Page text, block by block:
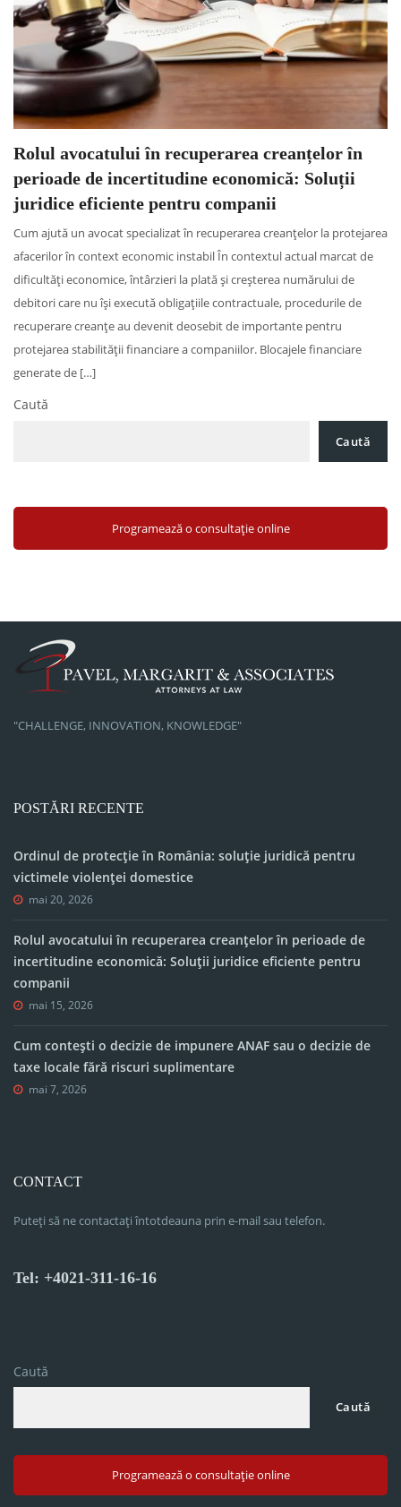
Rolul avocatului în recuperarea creanțelor în
perioade de incertitudine economică: Soluții
juridice eficiente pentru companii
Cum ajută un avocat specializat în recuperarea creanțelor la protejarea
afacerilor în context economic instabil În contextul actual marcat de
dificultăți economice, întârzieri la plată și creșterea numărului de
debitori care nu își execută obligațiile contractuale, procedurile de
recuperare creanțe au devenit deosebit de importante pentru
protejarea stabilității financiare a companiilor. Blocajele financiare
generate de […]
Caută
Caută
Programează o consultație online
"CHALLENGE, INNOVATION, KNOWLEDGE"
POSTĂRI RECENTE
Ordinul de protecție în România: soluție juridică pentru
victimele violenței domestice
mai 20, 2026
Rolul avocatului în recuperarea creanțelor în perioade de
incertitudine economică: Soluții juridice eficiente pentru
companii
mai 15, 2026
Cum contești o decizie de impunere ANAF sau o decizie de
taxe locale fără riscuri suplimentare
mai 7, 2026
CONTACT
Puteți să ne contactați întotdeauna prin e-mail sau telefon.
Tel: +4021-311-16-16
Caută
Caută
Programează o consultație online